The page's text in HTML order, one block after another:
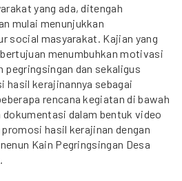
yang ada, ditengah
mulai menunjukkan
social masyarakat. Kajian yang
menumbuhkan motivasi
pegringsingan dan sekaligus
hasil kerajinannya sebagai
rencana kegiatan di bawah
dokumentasi dalam bentuk video
hasil kerajinan dengan
Kain Pegringsingan Desa